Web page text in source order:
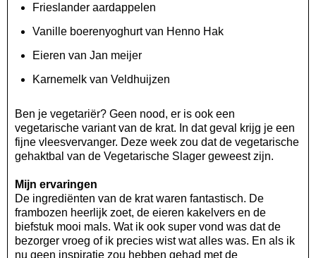
Frieslander aardappelen
Vanille boerenyoghurt van Henno Hak
Eieren van Jan meijer
Karnemelk van Veldhuijzen
Ben je vegetariër? Geen nood, er is ook een
vegetarische variant van de krat. In dat geval krijg je een
fijne vleesvervanger. Deze week zou dat de vegetarische
gehaktbal van de Vegetarische Slager geweest zijn.
Mijn ervaringen
De ingrediënten van de krat waren fantastisch. De
frambozen heerlijk zoet, de eieren kakelvers en de
biefstuk mooi mals. Wat ik ook super vond was dat de
bezorger vroeg of ik precies wist wat alles was. En als ik
nu geen inspiratie zou hebben gehad met de